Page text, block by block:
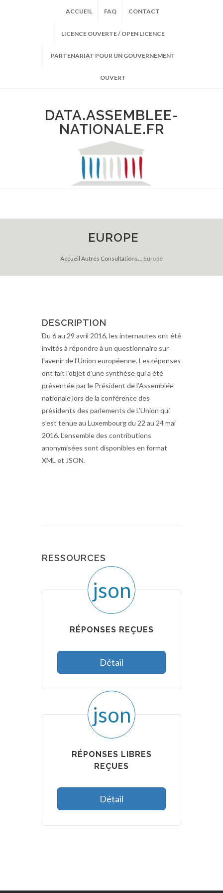
ACCUEIL FAQ CONTACT
LICENCE OUVERTE / OPEN LICENCE
PARTENARIAT POUR UN GOUVERNEMENT
OUVERT
DATA.ASSEMBLEE-
NATIONALE.FR
EUROPE
Accueil Autres Consultations... Europe
DESCRIPTION
Du 6 au 29 avril 2016, les internautes ont été
invités à répondre à un questionnaire sur
l’avenir de l’Union européenne. Les réponses
ont fait l’objet d’une synthèse qui a été
présentée par le Président de l’Assemblée
nationale lors de la conférence des
présidents des parlements de L’Union qui
s’est tenue au Luxembourg du 22 au 24 mai
2016. L’ensemble des contributions
anonymisées sont disponibles en format
XML et JSON.
RESSOURCES
json
RÉPONSES REÇUES
Détail
json
RÉPONSES LIBRES
REÇUES
Détail